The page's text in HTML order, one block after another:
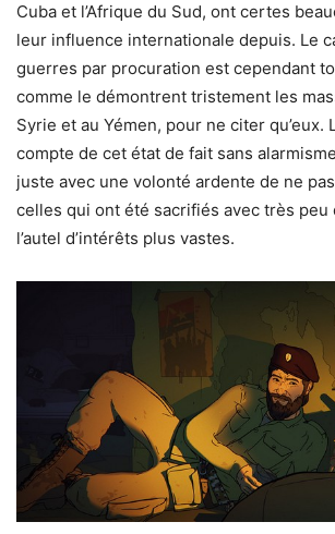
Cuba et l’Afrique du Sud, ont certes
leur influence internationale depuis. Le
guerres par procuration est cependant
comme le démontrent tristement les
Syrie et au Yémen, pour ne citer qu’eux.
compte de cet état de fait sans
juste avec une volonté ardente de ne
celles qui ont été sacrifiés avec très peu
l’autel d’intérêts plus vastes.